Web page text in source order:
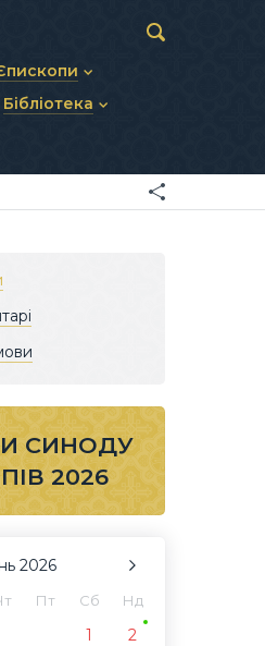
Діючі єпископи
Бібліотека
Матеріали Синодів
СИНОДУ
2026
2026
Пт Сб Нд
1
2